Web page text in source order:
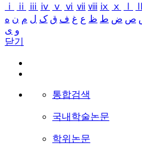
ⅰ
ⅱ ⅲ ⅳ ⅴ ⅵ ⅶ ⅷ ⅸ ⅹ
ص ض ط ظ ع غ ف ق ک ل م ن ه
و ی
닫기
통합검색
국내학술논문
학위논문